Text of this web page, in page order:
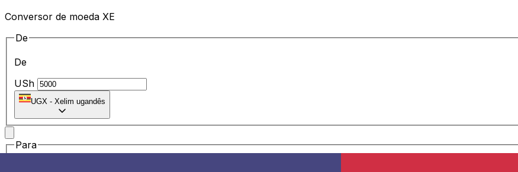
Conversor de moeda XE
De
De
USh
UGX - Xelim ugandês
Para